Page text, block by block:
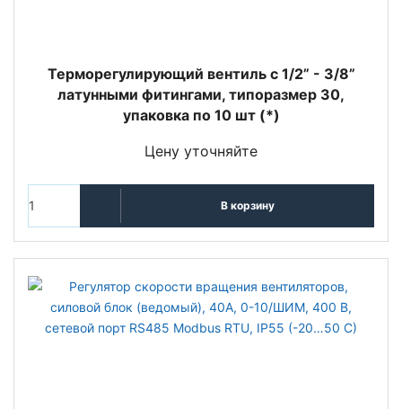
Терморегулирующий вентиль c 1/2” - 3/8”
латунными фитингами, типоразмер 30,
упаковка по 10 шт (*)
Цену уточняйте
В корзину